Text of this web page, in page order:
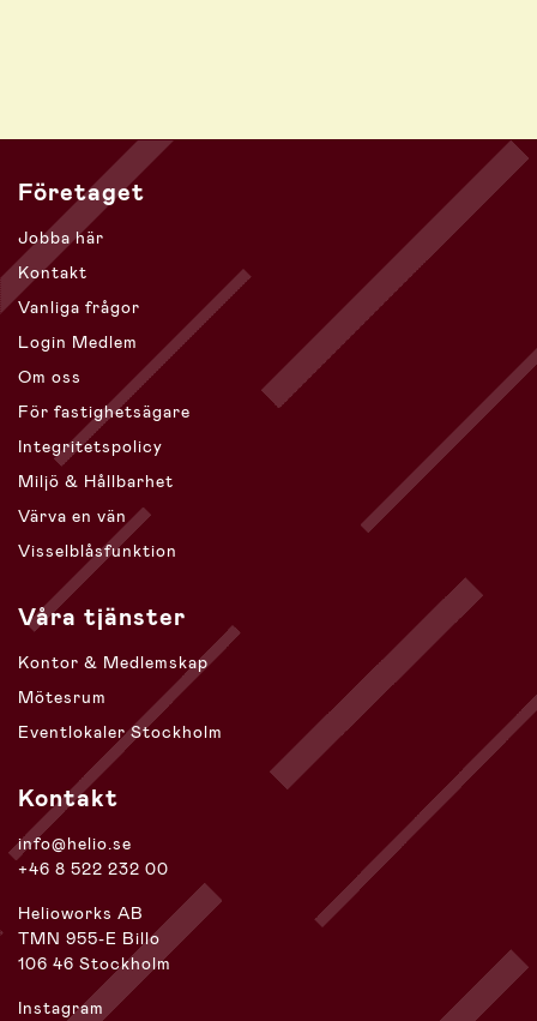
Företaget
Jobba här
Kontakt
Vanliga frågor
Login Medlem
Om oss
För fastighetsägare
Integritetspolicy
Miljö & Hållbarhet
Värva en vän
Visselblåsfunktion
Våra tjänster
Kontor & Medlemskap
Mötesrum
Eventlokaler Stockholm
Kontakt
info@helio.se
+46 8 522 232 00
Helioworks AB
TMN 955-E Billo
106 46 Stockholm
Instagram